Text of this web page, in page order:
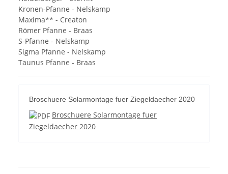
Kronen-Pfanne - Nelskamp
Maxima** - Creaton
Römer Pfanne - Braas
S-Pfanne - Nelskamp
Sigma Pfanne - Nelskamp
Taunus Pfanne - Braas
Broschuere Solarmontage fuer Ziegeldaecher 2020
Broschuere Solarmontage fuer
Ziegeldaecher 2020